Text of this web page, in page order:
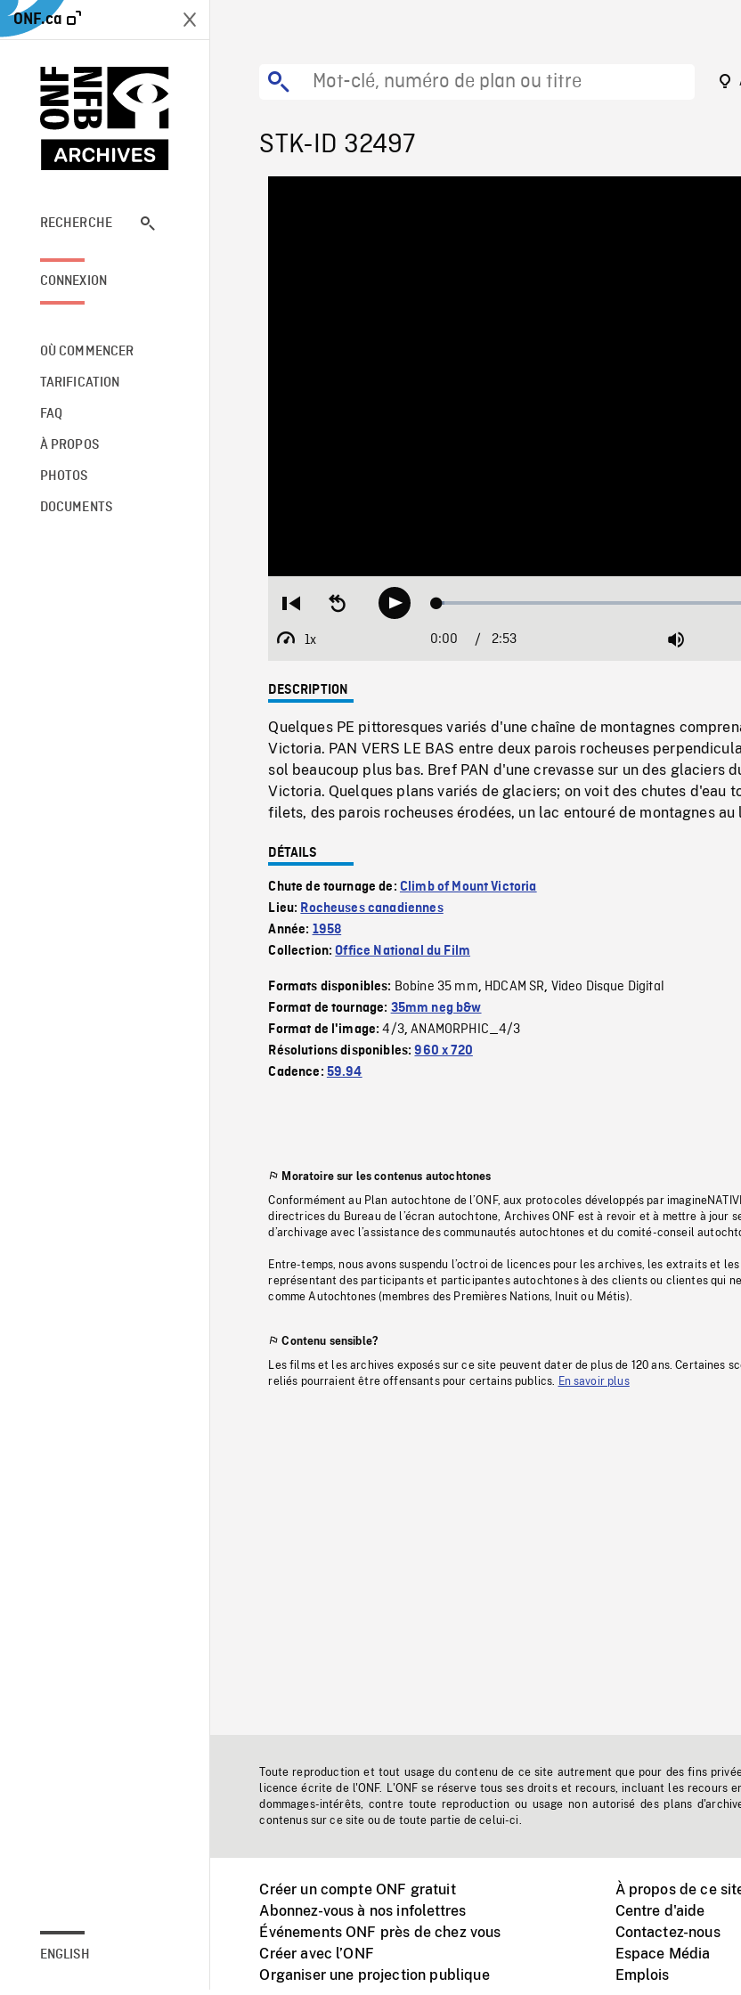
ONF.ca
RECHERCHE
CONNEXION
OÙ COMMENCER
TARIFICATION
FAQ
À PROPOS
PHOTOS
DOCUMENTS
ENGLISH
STK-ID 32497
Restart
beginning
Seek
backwardPlay Loaded:
1x
Playback
Current
0:00 / 2:53 Mute
DESCRIPTION
Quelques PE pittoresques variés d'une chaîne de montagnes
Victoria. PAN VERS LE BAS entre deux parois rocheuses
sol beaucoup plus bas. Bref PAN d'une crevasse sur un des glaciers
Victoria. Quelques plans variés de glaciers; on voit des chutes d'eau
filets, des parois rocheuses érodées, un lac entouré de montagnes au
DÉTAILS
Chute de tournage de: Climb of Mount Victoria
Lieu: Rocheuses canadiennes
Année: 1958
Collection:Office National du Film
Formats disponibles: Bobine 35 mm, HDCAM SR, Video Disque Digital
Format de tournage: 35mm neg b&w
Format de l'image:4/3,ANAMORPHIC_4/3
Résolutions disponibles:960 x 720
Cadence: 59.94
Moratoire sur les contenus autochtones
Conformément au Plan autochtone de l’ONF, aux protocoles développés par
directrices du Bureau de l’écran autochtone, Archives ONF est à revoir et à mettre à jour
d’archivage avec l’assistance des communautés autochtones et du comité-conseil
Entre-temps, nous avons suspendu l’octroi de licences pour les archives, les extraits et
représentant des participants et participantes autochtones à des clients ou clientes qui
comme Autochtones (membres des Premières Nations, Inuit ou Métis).
Contenu sensible?
Les films et les archives exposés sur ce site peuvent dater de plus de 120 ans. Certaines
reliés pourraient être offensants pour certains publics.
En savoir plus
Toute reproduction et tout usage du contenu de ce site autrement que pour des fins
licence écrite de l'ONF. L'ONF se réserve tous ses droits et recours, incluant les recours
dommages-intérêts, contre toute reproduction ou usage non autorisé des plans
contenus sur ce site ou de toute partie de celui-ci.
Créer un compte ONF gratuit
Abonnez-vous à nos infolettres
Événements ONF près de chez vous
Créer avec l’ONF
Organiser une projection publique
À propos de ce
Centre d'aide
Contactez-nous
Espace Média
Emplois